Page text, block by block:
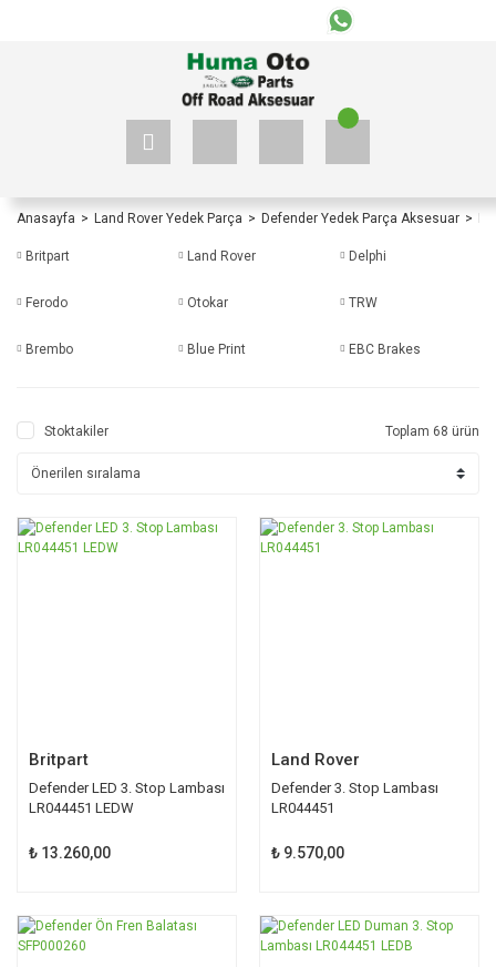
Anasayfa Land Rover Yedek Parça Defender Yedek Parça Aksesuar
Britpart Land Rover Delphi
Ferodo Otokar TRW
Brembo Blue Print EBC Brakes
Stoktakiler Toplam 68 ürün
Britpart
Defender LED 3. Stop Lambası
LR044451 LEDW
₺ 13.260,00
Land Rover
Defender 3. Stop Lambası
LR044451
₺ 9.570,00
TÜKENDİ